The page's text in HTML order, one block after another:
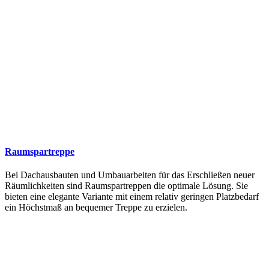
Raumspartreppe
Bei Dachausbauten und Umbauarbeiten für das Erschließen neuer
Räumlichkeiten sind Raumspartreppen die optimale Lösung. Sie
bieten eine elegante Variante mit einem relativ geringen Platzbedarf
ein Höchstmaß an bequemer Treppe zu erzielen.